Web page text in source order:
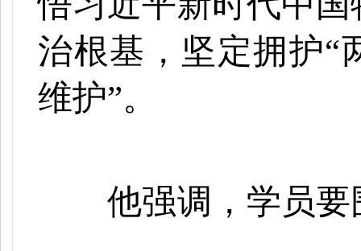
治根基，坚定拥护“
维护”。
他强调，学员